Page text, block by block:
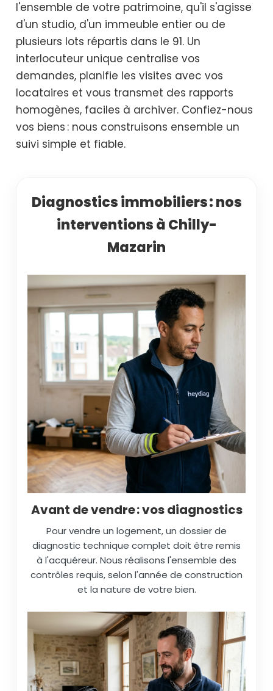
l'ensemble de votre patrimoine, qu'il s'agisse
d'un studio, d'un immeuble entier ou de
plusieurs lots répartis dans le 91. Un
interlocuteur unique centralise vos
demandes, planifie les visites avec vos
locataires et vous transmet des rapports
homogènes, faciles à archiver. Confiez-nous
vos biens : nous construisons ensemble un
suivi simple et fiable.
Diagnostics immobiliers : nos
interventions à Chilly-
Mazarin
Avant de vendre : vos diagnostics
Pour vendre un logement, un dossier de
diagnostic technique complet doit être remis
à l'acquéreur. Nous réalisons l'ensemble des
contrôles requis, selon l'année de construction
et la nature de votre bien.